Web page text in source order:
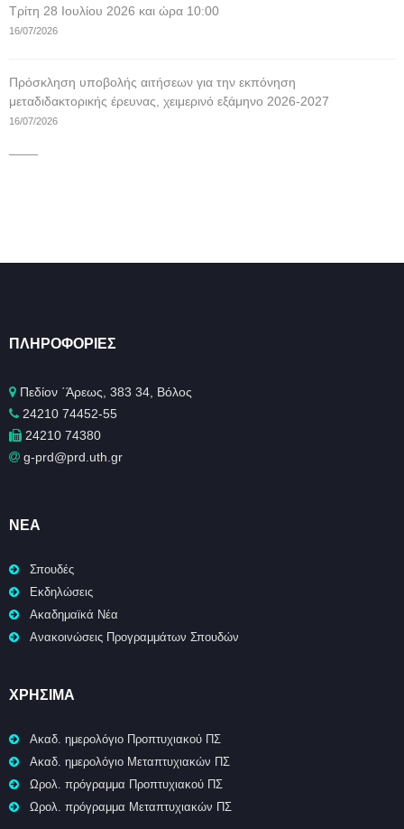
Τρίτη 28 Ιουλίου 2026 και ώρα 10:00
16/07/2026
Πρόσκληση υποβολής αιτήσεων για την εκπόνηση
μεταδιδακτορικής έρευνας, χειμερινό εξάμηνο 2026-2027
16/07/2026
ΠΛΗΡΟΦΟΡΊΕΣ
Πεδίον ΄Άρεως, 383 34, Βόλος
24210 74452-55
24210 74380
g-prd@prd.uth.gr
ΝΈΑ
Σπουδές
Εκδηλώσεις
Ακαδημαϊκά Νέα
Ανακοινώσεις Προγραμμάτων Σπουδών
ΧΡΉΣΙΜΑ
Ακαδ. ημερολόγιο Προπτυχιακού ΠΣ
Ακαδ. ημερολόγιο Μεταπτυχιακών ΠΣ
Ωρολ. πρόγραμμα Προπτυχιακού ΠΣ
Ωρολ. πρόγραμμα Μεταπτυχιακών ΠΣ